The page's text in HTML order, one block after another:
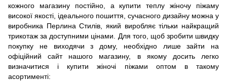
кожного магазину постійно, а купити теплу жіночу піжаму
високої якості, ідеального пошиття, сучасного дизайну можна у
виробника Перлина Стилів, який виробляє тільки найкращий
трикотаж за доступними цінами. Для того, щоб зробити швидку
покупку не виходячи з дому, необхідно лише зайти на
офіційний сайт нашого магазину, в якому досить легко
визначитися і купити жіночі піжами оптом в такому
асортименті: